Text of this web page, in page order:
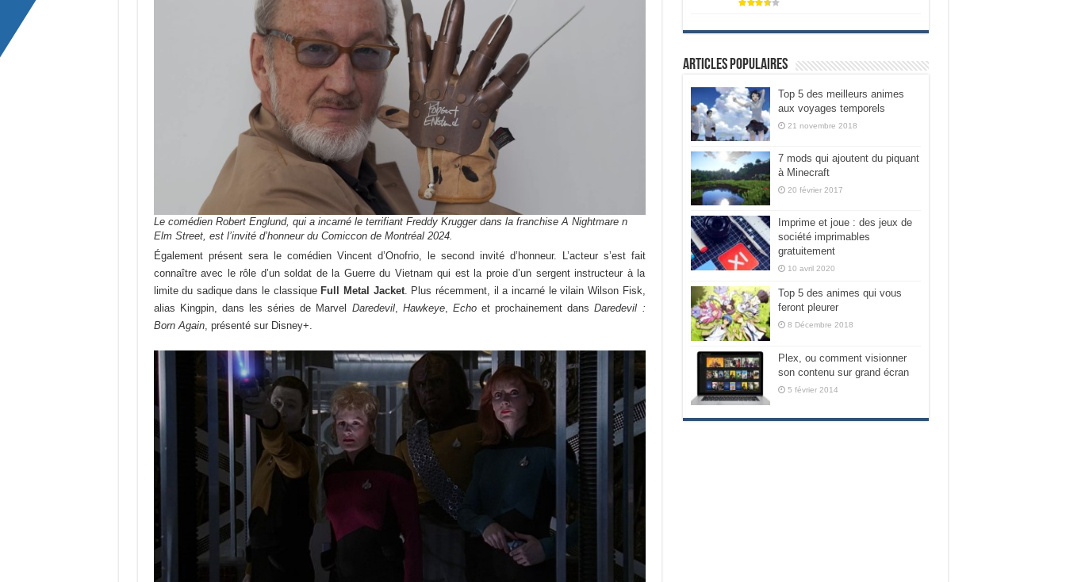
Le comédien Robert Englund, qui a incarné le terrifiant Freddy Krugger dans la franchise A Nightmare n
Elm Street, est l’invité d’honneur du Comiccon de Montréal 2024.
Également présent sera le comédien Vincent d’Onofrio, le second invité d’honneur. L’acteur s’est fait
connaître avec le rôle d’un soldat de la Guerre du Vietnam qui est la proie d’un sergent instructeur à la
limite du sadique dans le classique Full Metal Jacket. Plus récemment, il a incarné le vilain Wilson Fisk,
alias Kingpin, dans les séries de Marvel Daredevil, Hawkeye, Echoet prochainement dansDaredevil :
Born Again, présenté sur Disney+.
Articles populaires
Top 5 des meilleurs animes
aux voyages temporels
21 novembre 2018
7 mods qui ajoutent du piquant
à Minecraft
20 février 2017
Imprime et joue : des jeux de
société imprimables
gratuitement
10 avril 2020
Top 5 des animes qui vous
feront pleurer
8 Décembre 2018
Plex, ou comment visionner
son contenu sur grand écran
5 février 2014